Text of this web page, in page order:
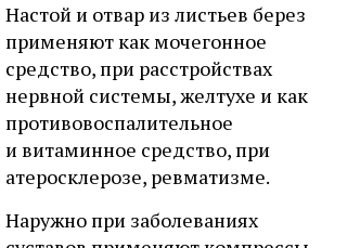
Настой и отвар из листьев берез
применяют как мочегонное
средство, при расстройствах
нервной системы, желтухе и как
противовоспалительное
и витаминное средство, при
атеросклерозе, ревматизме.
Наружно при заболеваниях